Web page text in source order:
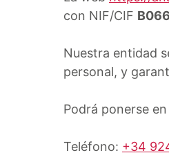
con NIF/CIF
Nuestra entidad
personal, y
Podrá ponerse en
Teléfono: +34